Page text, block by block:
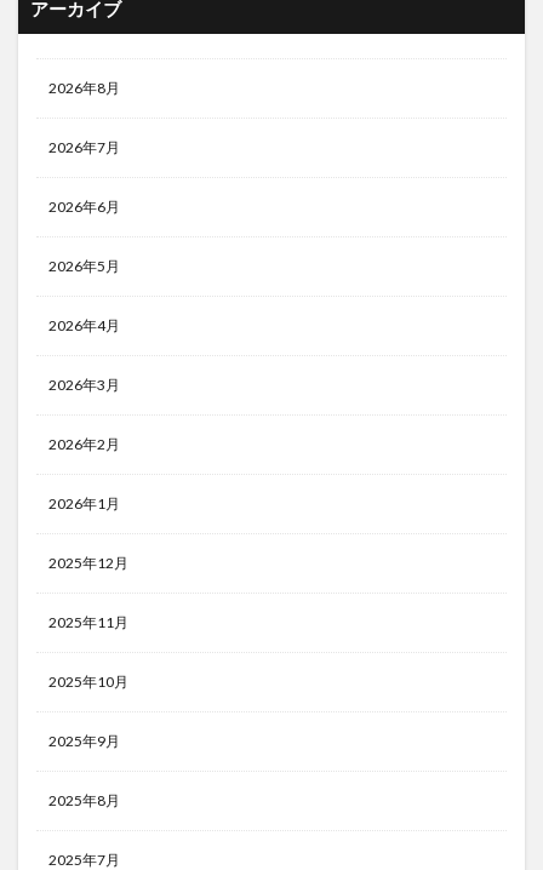
アーカイブ
2026年8月
2026年7月
2026年6月
2026年5月
2026年4月
2026年3月
2026年2月
2026年1月
2025年12月
2025年11月
2025年10月
2025年9月
2025年8月
2025年7月